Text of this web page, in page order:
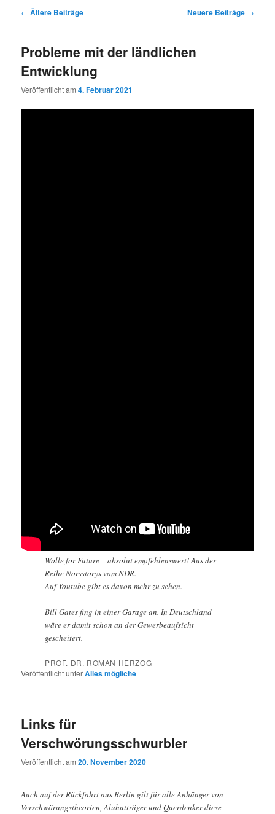
Beitragsnavigation
← Ältere Beiträge Neuere Beiträge →
Probleme mit der ländlichen
Entwicklung
Veröffentlicht am4. Februar 2021
Wolle for Future – absolut empfehlenswert! Aus der
Reihe Norsstorys vom NDR.
Auf Youtube gibt es davon mehr zu sehen.
Bill Gates fing in einer Garage an. In Deutschland
wäre er damit schon an der Gewerbeaufsicht
gescheitert.
PROF. DR. ROMAN HERZOG
Veröffentlicht unterAlles mögliche
Links für
Verschwörungsschwurbler
Veröffentlicht am20. November 2020
Auch auf der Rückfahrt aus Berlin gilt für alle Anhänger von
Verschwörungstheorien, Aluhutträger und Querdenker diese